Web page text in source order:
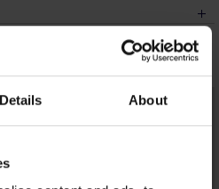
Details About
σας αρέσει